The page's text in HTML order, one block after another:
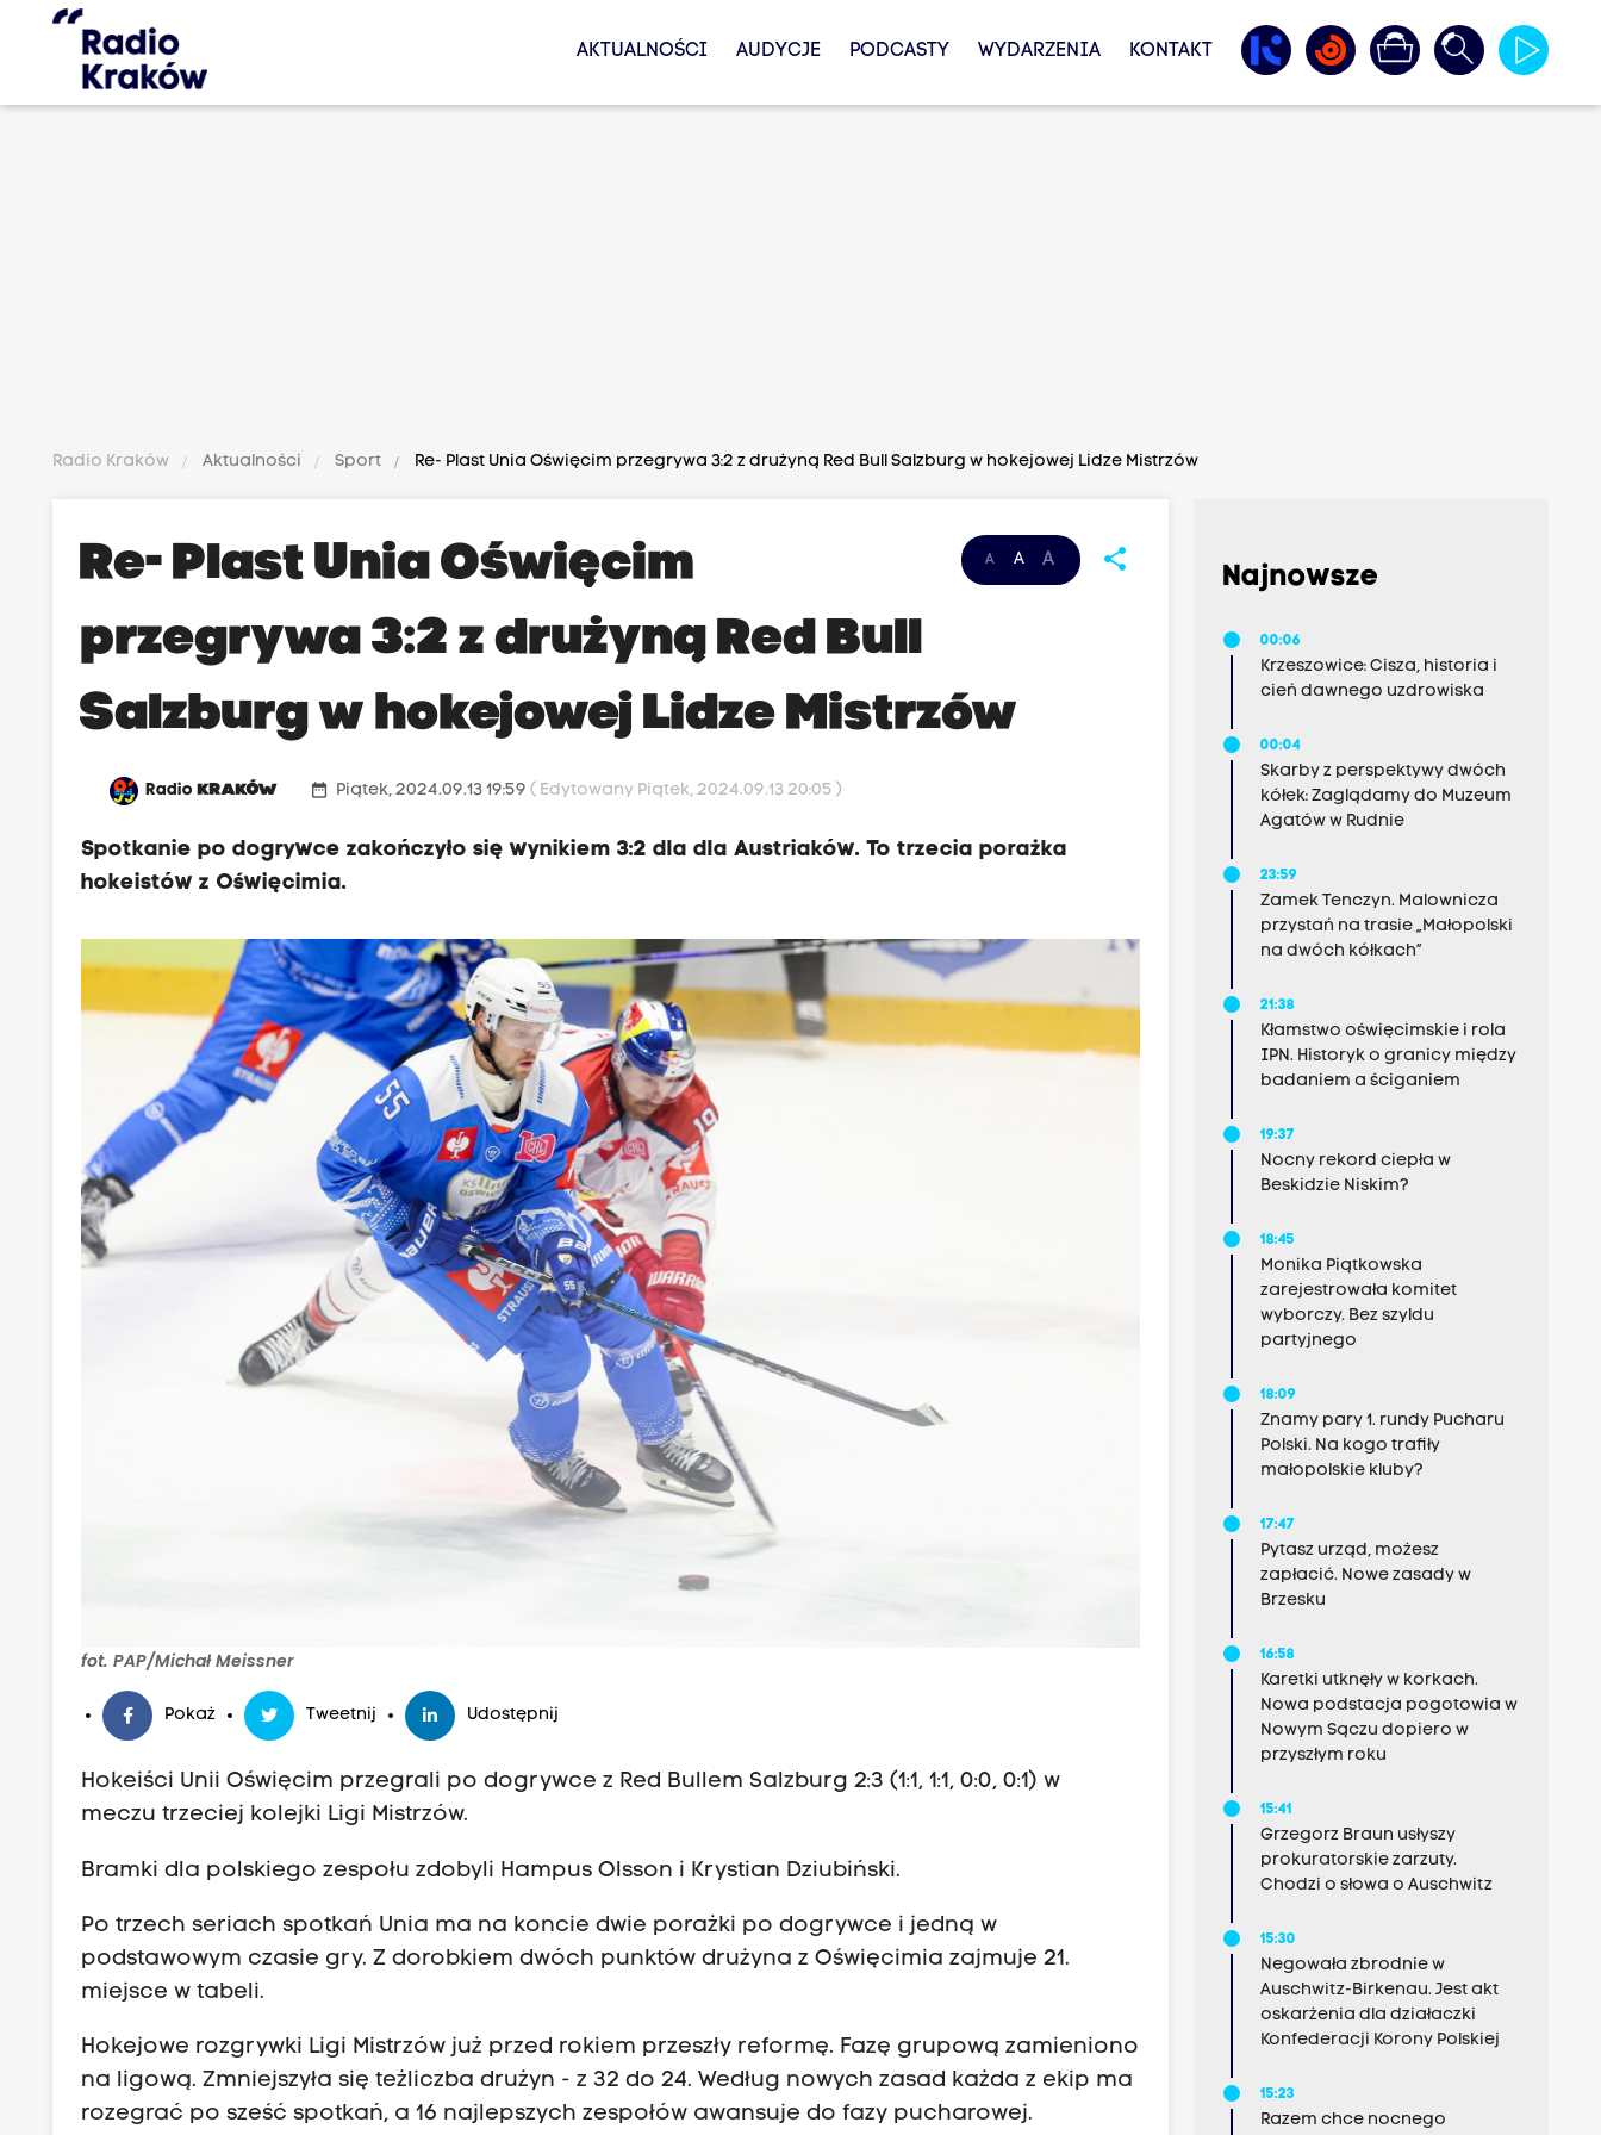
AKTUALNOŚCI AUDYCJE PODCASTY WYDARZENIA KONTAKT
Radio Kraków Aktualności Sport Re- Plast Unia Oświęcim przegrywa 3:2 z drużyną Red Bull Salzburg w hokejowej Lidze Mistrzów
A A A share
Re- Plast Unia Oświęcim
przegrywa 3:2 z drużyną Red Bull
Salzburg w hokejowej Lidze Mistrzów
RadioKRAKÓW date_range Piątek, 2024.09.13 19:59( Edytowany Piątek, 2024.09.13 20:05 )
Spotkanie po dogrywce zakończyło się wynikiem 3:2 dla dla Austriaków. To trzecia porażka
hokeistów z Oświęcimia.
fot. PAP/Michał Meissner
Pokaż Tweetnij Udostępnij
Hokeiści Unii Oświęcim przegrali po dogrywce z Red Bullem Salzburg 2:3 (1:1, 1:1, 0:0, 0:1) w
meczu trzeciej kolejki Ligi Mistrzów.
Bramki dla polskiego zespołu zdobyli Hampus Olsson i Krystian Dziubiński.
Po trzech seriach spotkań Unia ma na koncie dwie porażki po dogrywce i jedną w
podstawowym czasie gry. Z dorobkiem dwóch punktów drużyna z Oświęcimia zajmuje 21.
miejsce w tabeli.
Hokejowe rozgrywki Ligi Mistrzów już przed rokiem przeszły reformę. Fazę grupową zamieniono
na ligową. Zmniejszyła się teżliczba drużyn - z 32 do 24. Według nowych zasad każda z ekip ma
rozegrać po sześć spotkań, a 16 najlepszych zespołów awansuje do fazy pucharowej.
Najnowsze
00:06
Krzeszowice: Cisza, historia i
cień dawnego uzdrowiska
00:04
Skarby z perspektywy dwóch
kółek: Zaglądamy do Muzeum
Agatów w Rudnie
23:59
Zamek Tenczyn. Malownicza
przystań na trasie „Małopolski
na dwóch kółkach”
21:38
Kłamstwo oświęcimskie i rola
IPN. Historyk o granicy między
badaniem a ściganiem
19:37
Nocny rekord ciepła w
Beskidzie Niskim?
18:45
Monika Piątkowska
zarejestrowała komitet
wyborczy. Bez szyldu
partyjnego
18:09
Znamy pary 1. rundy Pucharu
Polski. Na kogo trafiły
małopolskie kluby?
17:47
Pytasz urząd, możesz
zapłacić. Nowe zasady w
Brzesku
16:58
Karetki utknęły w korkach.
Nowa podstacja pogotowia w
Nowym Sączu dopiero w
przyszłym roku
15:41
Grzegorz Braun usłyszy
prokuratorskie zarzuty.
Chodzi o słowa o Auschwitz
15:30
Negowała zbrodnie w
Auschwitz-Birkenau. Jest akt
oskarżenia dla działaczki
Konfederacji Korony Polskiej
15:23
Razem chce nocnego